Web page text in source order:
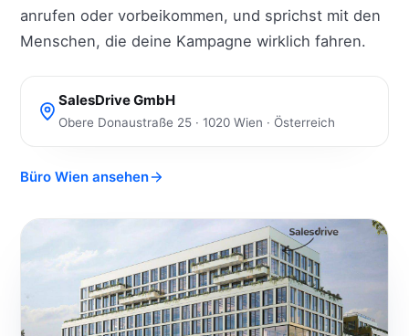
anrufen oder vorbeikommen, und sprichst mit den
Menschen, die deine Kampagne wirklich fahren.
SalesDrive GmbH
Obere Donaustraße 25 · 1020 Wien · Österreich
Büro Wien ansehen